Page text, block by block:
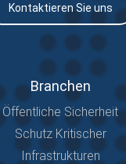
Kontaktieren Sie uns
Branchen
Öffentliche Sicherheit
Schutz Kritischer
Infrastrukturen